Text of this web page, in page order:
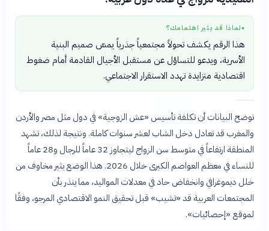
● لماذا قد يثير اهتمامك؟
هذا الرقم يكشف تحولاً مجتمعياً جذرياً يمسّ صميم البنية
الأسرية، ويدعو للتساؤل عن مستقبل الأجيال القادمة أمام ضغوط
اقتصادية متزايدة تهدد الاستقرار الاجتماعي.
توضح البيانات أن تكلفة تأسيس «عش الزوجية» في دول مثل مصر والأردن
والمغرب قد تعادل دخل الشاب لعشر سنوات كاملة. ونتيجة لذلك، تشهد
المنطقة ارتفاعاً في متوسط سن الزواج ليتجاوز 32 عاماً للرجال و28 عاماً
للنساء في معظم العواصم الكبرى خلال 2026. هذا الوضع يثير مخاوف من
خلل ديموغرافي وانخفاض حاد في معدلات المواليد، مما ينذر بأن
المجتمعات العربية قد «تشيب» قبل تحقيق النمو الاقتصادي المرجو، وفقًا
لموقع «إحصائيات».